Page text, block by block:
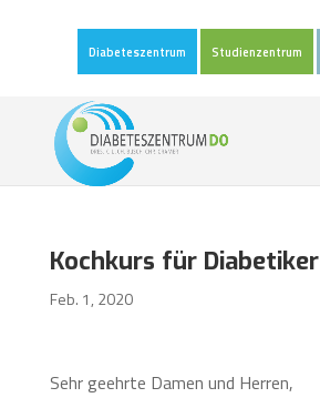
Diabeteszentrum Studienzentrum
Kochkurs für Diabetiker
Feb. 1, 2020
Sehr geehrte Damen und Herren,